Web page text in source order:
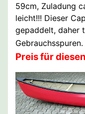
59cm, Zuladung
leicht!!! Dieser
gepaddelt, daher
Gebrauchsspuren.
Preis für